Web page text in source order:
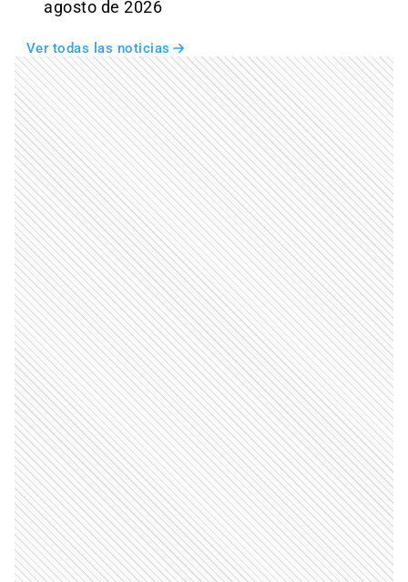
agosto de 2026
Ver todas las noticias